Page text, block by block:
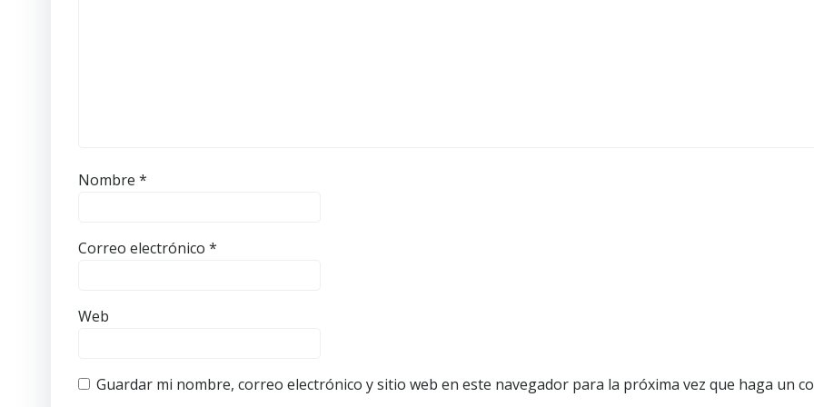
Nombre *
Correo electrónico *
Web
Guardar mi nombre, correo electrónico y sitio web en este navegador para la próxima vez que haga un